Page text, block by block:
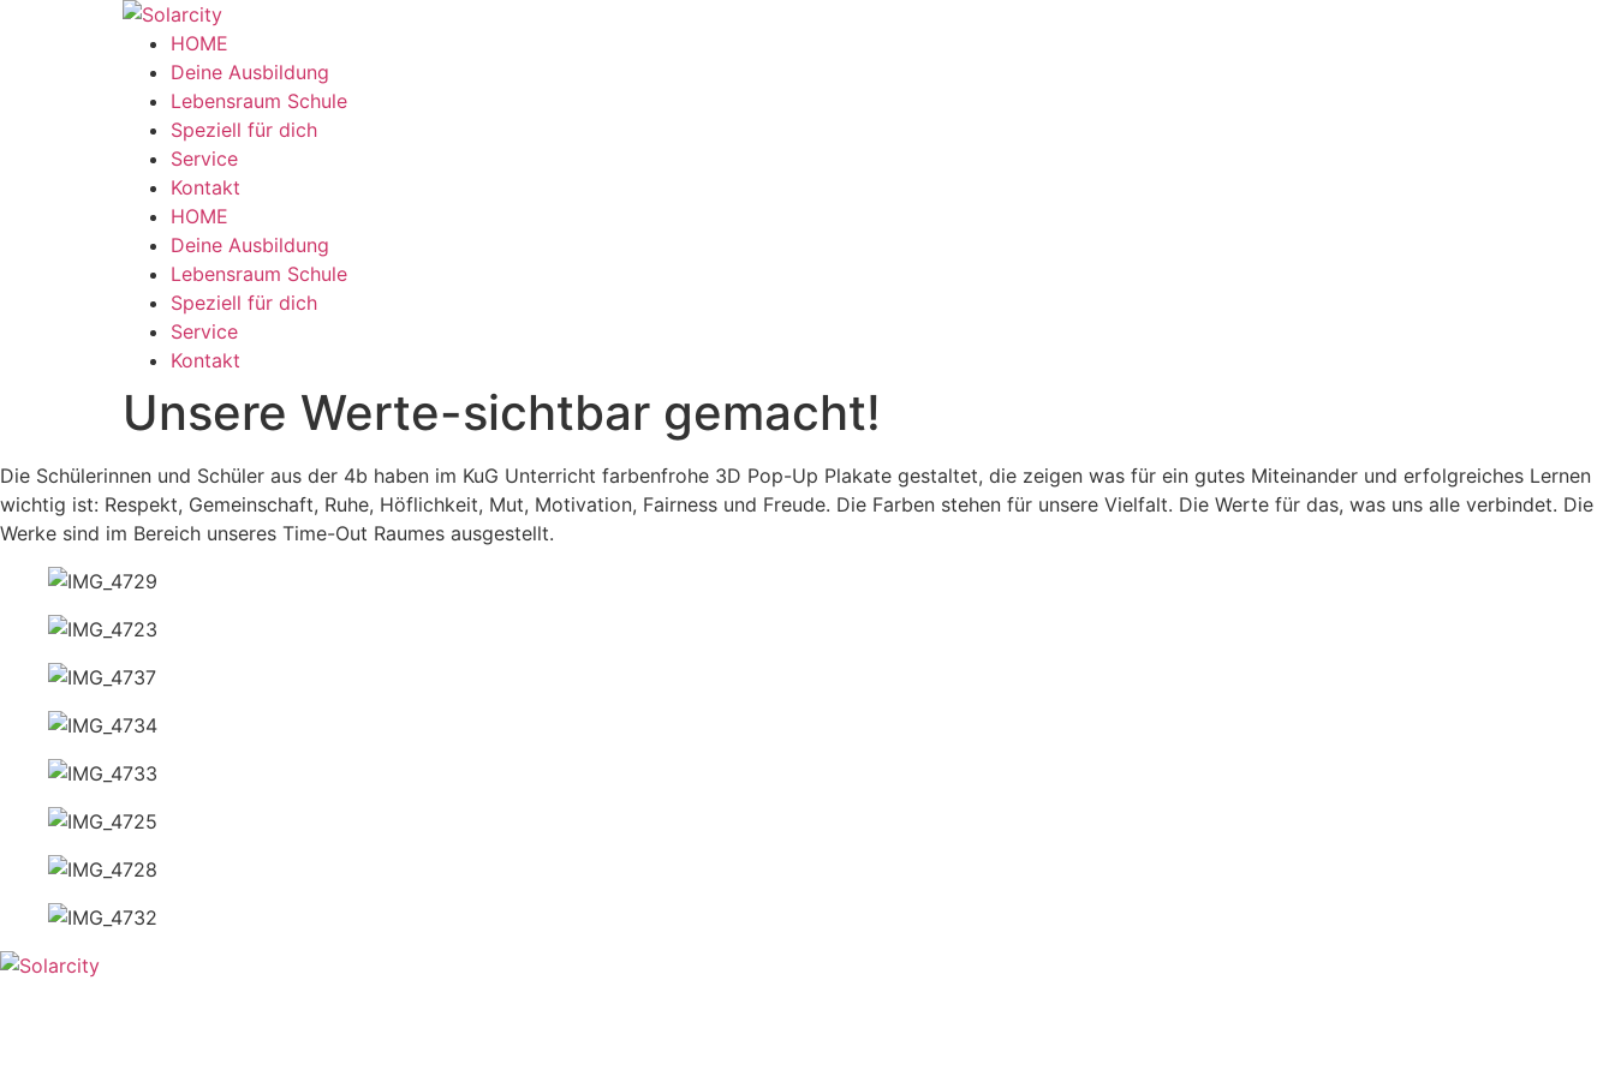
HOME
Deine Ausbildung
Lebensraum Schule
Speziell für dich
Service
Kontakt
Menü HOME
Deine Ausbildung
Lebensraum Schule
Speziell für dich
Service
Kontakt
Unsere Werte-sichtbar gemacht!
Die Schülerinnen und Schüler aus der 4b haben im KuG Unterricht farbenfrohe 3D Pop-Up Plakate gestaltet, die zeigen was für ein gutes Miteinander und erfolgreiches Lernen
wichtig ist: Respekt, Gemeinschaft, Ruhe, Höflichkeit, Mut, Motivation, Fairness und Freude. Die Farben stehen für unsere Vielfalt. Die Werte für das, was uns alle verbindet. Die
Werke sind im Bereich unseres Time-Out Raumes ausgestellt.